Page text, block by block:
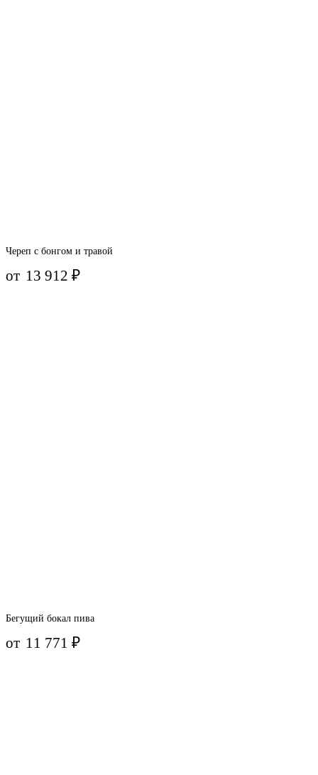
Череп с бонгом и травой
от 13 912₽
Бегущий бокал пива
от 11 771₽